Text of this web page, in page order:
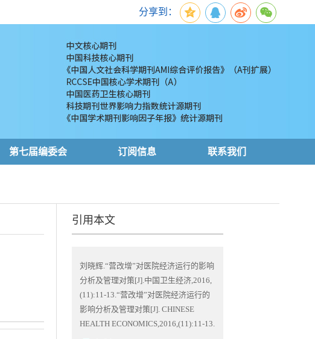
分享到：
第七届编委会 订阅信息 联系我们
引用本文
刘晓辉.“营改增”对医院经济运行的影响
分析及管理对策[J].中国卫生经济,2016,
(11):11-13.“营改增”对医院经济运行的
影响分析及管理对策[J]. CHINESE
HEALTH ECONOMICS,2016,(11):11-13.